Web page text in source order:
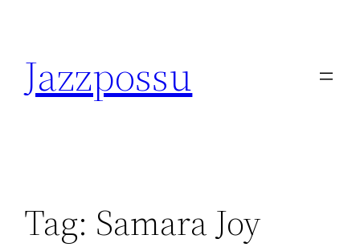
content
Jazzpossu
Tag: Samara Joy